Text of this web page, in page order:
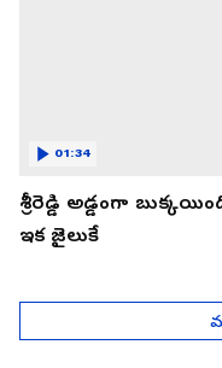
శ్రీరెడ్డి అడ్డంగా
ఇక జైలుకే
01:34